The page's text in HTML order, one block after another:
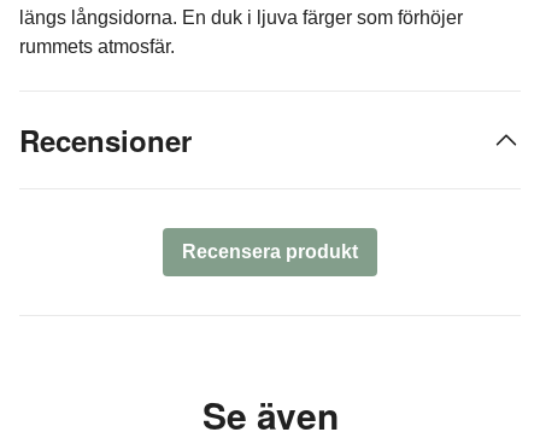
längs långsidorna. En duk i ljuva färger som förhöjer
rummets atmosfär.
Recensioner
Recensera produkt
Se även